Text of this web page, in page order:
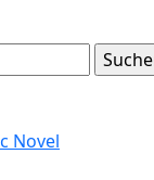
Novel